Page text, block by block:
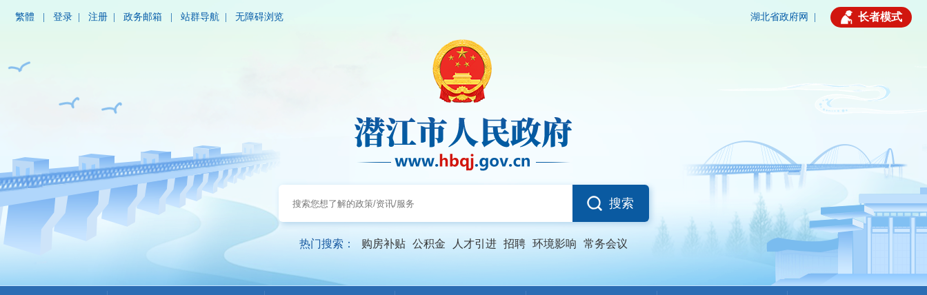
繁體 登录 注册 政务邮箱 站群导航 无障碍浏览 湖北省政府网 长者模式
搜索
热门搜索： 购房补贴 公积金 人才引进 招聘 环境影响 常务会议